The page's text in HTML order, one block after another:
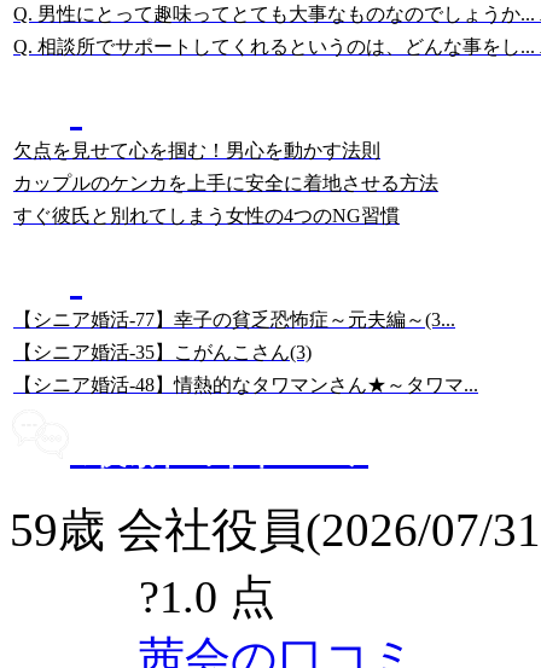
Q. 男性にとって趣味ってとても大事なものなのでしょうか...
Q. 相談所でサポートしてくれるというのは、どんな事をし...
欠点を見せて心を掴む！男心を動かす法則
カップルのケンカを上手に安全に着地させる方法
すぐ彼氏と別れてしまう女性の4つのNG習慣
【シニア婚活-77】幸子の貧乏恐怖症～元夫編～(3...
【シニア婚活-35】こがんこさん(3)
【シニア婚活-48】情熱的なタワマンさん★～タワマ...
59歳 会社役員(2026/07/
?1.0 点